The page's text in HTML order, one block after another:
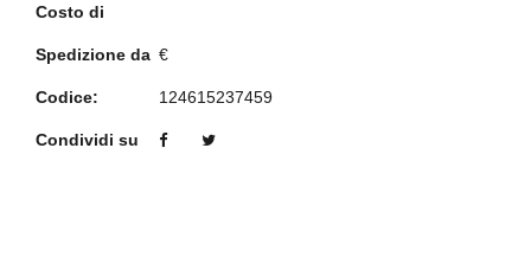
Costo di
Spedizione da €
Codice: 124615237459
Condividi su